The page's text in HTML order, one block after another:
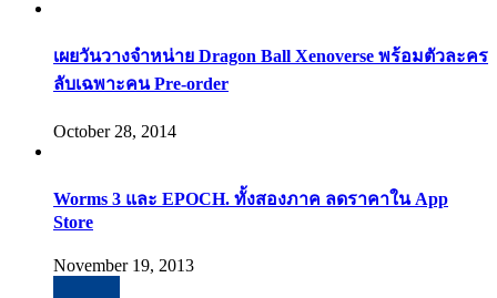
เผยวันวางจำหน่าย Dragon Ball Xenoverse พร้อมตัวละคร
ลับเฉพาะคน Pre-order
October 28, 2014
Worms 3 และ EPOCH. ทั้งสองภาค ลดราคาใน App
Store
November 19, 2013